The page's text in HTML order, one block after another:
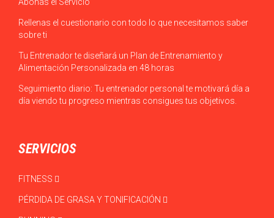
Rellenas el cuestionario con todo lo que necesitamos saber
sobre ti
Tu Entrenador te diseñará un Plan de Entrenamiento y
Alimentación Personalizada en 48 horas
Seguimiento diario: Tu entrenador personal te motivará día a
día viendo tu progreso mientras consigues tus objetivos.
SERVICIOS
FITNESS
PÉRDIDA DE GRASA Y TONIFICACIÓN